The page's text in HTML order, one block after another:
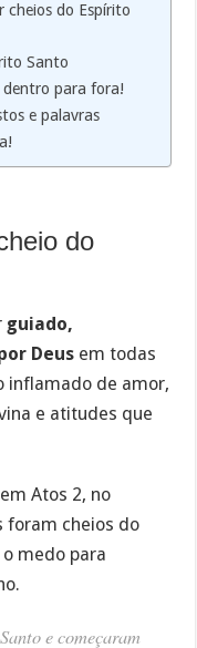
cheios do Espírito
Santo
dentro para fora!
e palavras
do
guiado,
Deus em todas
inflamado de amor,
e atitudes que
Atos 2, no
foram cheios do
medo para
e começaram